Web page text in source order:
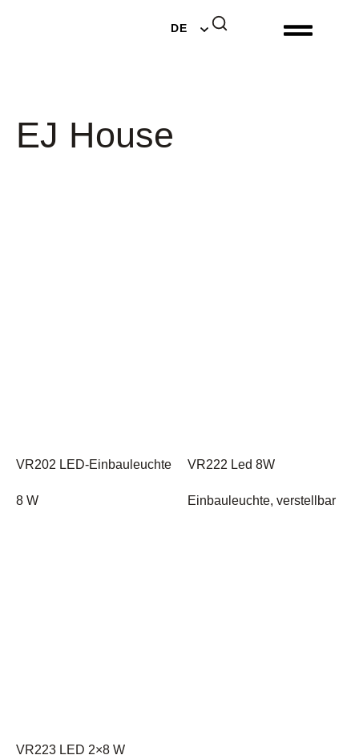
DE
NL
EJ House
VR202 LED-Einbauleuchte
8 W
VR222 Led 8W
Einbauleuchte, verstellbar
VR223 LED 2×8 W